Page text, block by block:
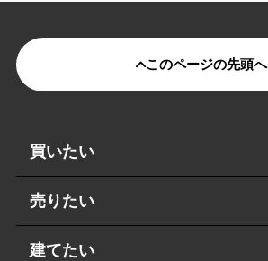
このページの先頭へ
買いたい
売りたい
建てたい